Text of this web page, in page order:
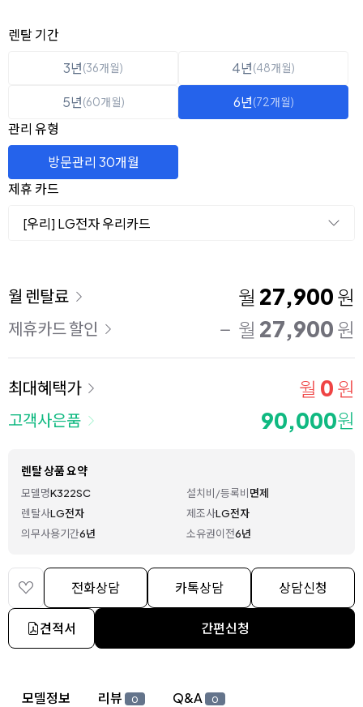
옵션 선택
렌탈 선택
렌탈 기간
3년(36개월) 4년(48개월)
5년(60개월) 6년(72개월)
관리 유형
방문관리 30개월
제휴 카드
[우리] LG전자 우리카드
이용 요금
월 렌탈료 월 27,900 원
제휴카드 할인 월 27,900 원
최대혜택가 월 0 원
고객사은품 90,000원
렌탈 상품 요약
모델명K322SC 설치비/등록비면제
렌탈사LG전자 제조사LG전자
의무사용기간6년 소유권이전6년
전화상담 카톡상담 상담신청
견적서 간편신청
상세 정보
모델정보 리뷰 0 Q&A 0